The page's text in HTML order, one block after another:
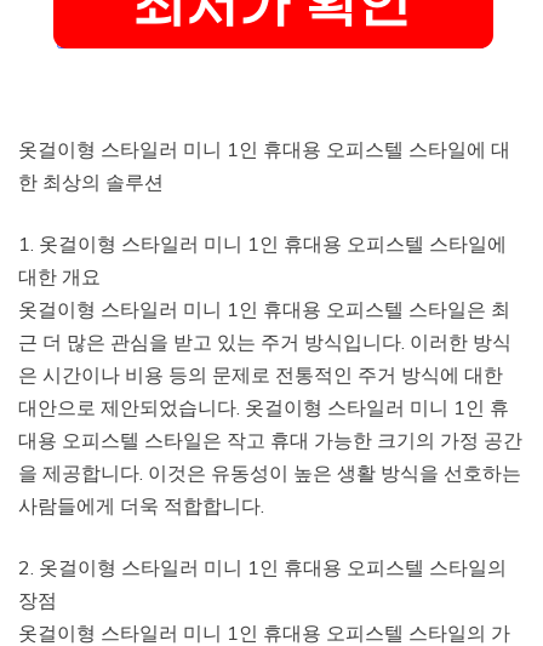
옷걸이형 스타일러 미니 1인 휴대용 오피스텔 스타일에 대
한 최상의 솔루션
1. 옷걸이형 스타일러 미니 1인 휴대용 오피스텔 스타일에
대한 개요
옷걸이형 스타일러 미니 1인 휴대용 오피스텔 스타일은 최
근 더 많은 관심을 받고 있는 주거 방식입니다. 이러한 방식
은 시간이나 비용 등의 문제로 전통적인 주거 방식에 대한
대안으로 제안되었습니다. 옷걸이형 스타일러 미니 1인 휴
대용 오피스텔 스타일은 작고 휴대 가능한 크기의 가정 공간
을 제공합니다. 이것은 유동성이 높은 생활 방식을 선호하는
사람들에게 더욱 적합합니다.
2. 옷걸이형 스타일러 미니 1인 휴대용 오피스텔 스타일의
장점
옷걸이형 스타일러 미니 1인 휴대용 오피스텔 스타일의 가